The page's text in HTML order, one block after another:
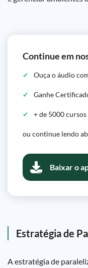
Continue em
Ouça o áudio
Ganhe
+ de 5000
ou continue lendo
Baixar o
Estratégia de
A estratégia de